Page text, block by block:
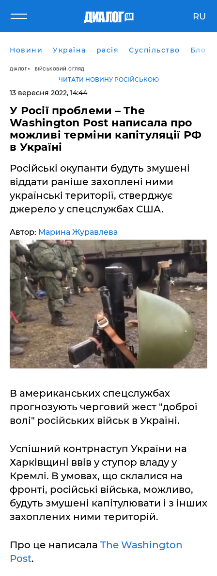
RU
Новини Україна расія Суспільство Блоги
ДІАЛОГ ВІЙСЬКОВИЙ ОГЛЯД
ЧИТАТИ НОВИНУ РОСІЙСЬКОЮ
13 вересня 2022, 14:44
У Росії проблеми – The
Washington Post написала про
можливі терміни капітуляції РФ
в Україні
Російські окупанти будуть змушені
віддати раніше захоплені ними
українські території, стверджує
джерело у спецслужбах США.
Автор: Марина Журавлева
В американських спецслужбах
прогнозують черговий жест "доброї
волі" російських військ в Україні.
Успішний контрнаступ України на
Харківщині ввів у ступор владу у
Кремлі. В умовах, що склалися на
фронті, російські війська, можливо,
будуть змушені капітулювати і з інших
захоплених ними територій.
Про це написала The Washington
Post.